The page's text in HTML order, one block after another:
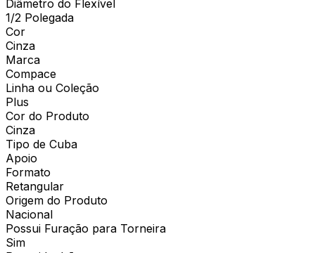
Diâmetro do Flexível
1/2 Polegada
Cor
Cinza
Marca
Compace
Linha ou Coleção
Plus
Cor do Produto
Cinza
Tipo de Cuba
Apoio
Formato
Retangular
Origem do Produto
Nacional
Possui Furação para Torneira
Sim